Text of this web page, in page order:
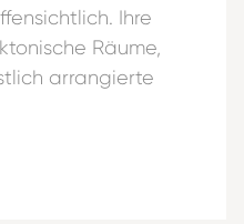
Ihre
Räume,
arrangierte